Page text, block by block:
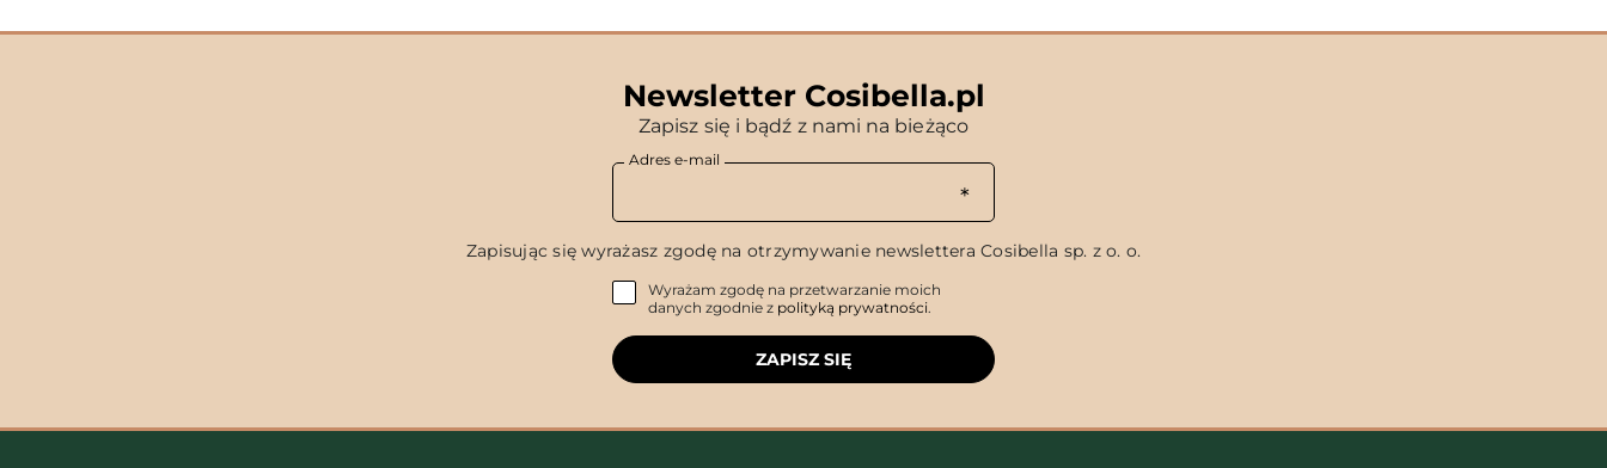
Newsletter Cosibella.pl
Zapisz się i bądź z nami na bieżąco
Adres e-mail
Zapisując się wyrażasz zgodę na otrzymywanie newslettera Cosibella sp. z o. o.
Wyrażam zgodę na przetwarzanie moich
danych zgodnie z polityką prywatności.
ZAPISZ SIĘ